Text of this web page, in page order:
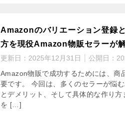
Amazonのバリエーション登録
方を現役Amazon物販セラーが
更新日： 2025年12月31日 公開日：
Amazon物販で成功するためには、商
要です。 今回は、多くのセラーが悩
とデメリット、そして具体的な作り
を […]